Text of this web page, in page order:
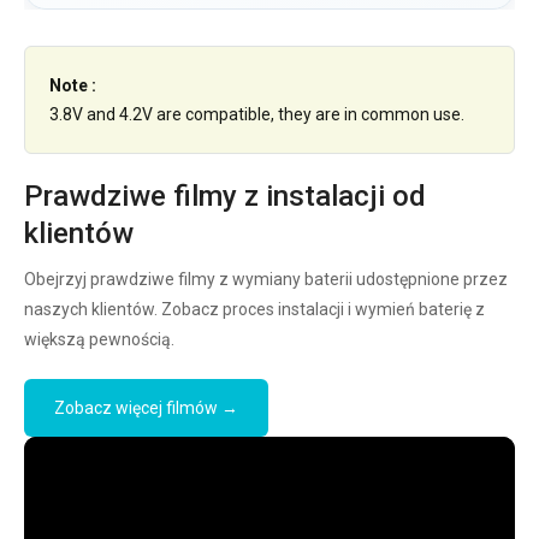
Note :
3.8V and 4.2V are compatible, they are in common use.
Prawdziwe filmy z instalacji od
klientów
Obejrzyj prawdziwe filmy z wymiany baterii udostępnione przez
naszych klientów. Zobacz proces instalacji i wymień baterię z
większą pewnością.
Zobacz więcej filmów →